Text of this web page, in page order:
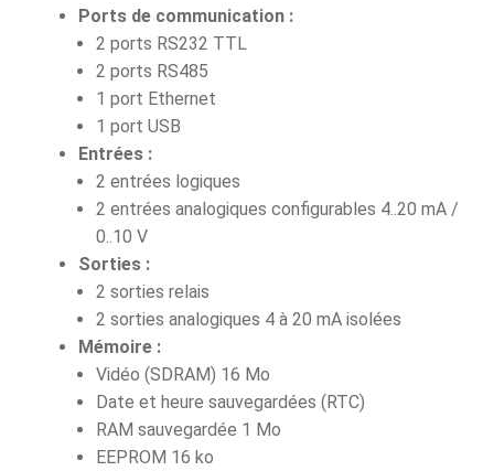
Ports de communication :
2 ports RS232 TTL
2 ports RS485
1 port Ethernet
1 port USB
Entrées :
2 entrées logiques
2 entrées analogiques configurables 4..20 mA /
0..10 V
Sorties :
2 sorties relais
2 sorties analogiques 4 à 20 mA isolées
Mémoire :
Vidéo (SDRAM) 16 Mo
Date et heure sauvegardées (RTC)
RAM sauvegardée 1 Mo
EEPROM 16 ko